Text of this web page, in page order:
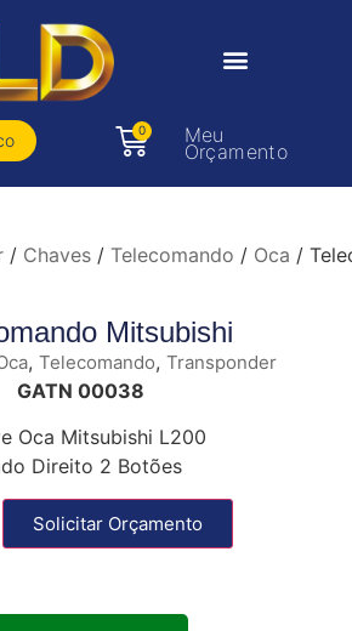
0 Meu
Orçamento
/ Chaves / Telecomando / Oca /
Mitsubishi
, Telecomando, Transponder
GATN 00038
Oca Mitsubishi L200
Direito 2 Botões
Solicitar Orçamento